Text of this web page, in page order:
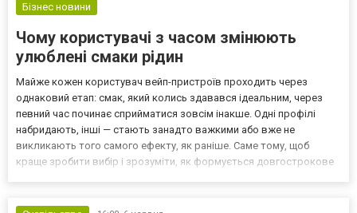
Бізнес новини
Чому користувачі з часом змінюють
улюблені смаки рідин
Майже кожен користувач вейп-пристроїв проходить через
однаковий етап: смак, який колись здавався ідеальним, через
певний час починає сприйматися зовсім інакше. Одні профілі
набридають, інші — стають занадто важкими або вже не
викликають того самого ефекту, як раніше. Саме тому, щоб
краще зробити вибір і зрозуміти, як формується довгострокове